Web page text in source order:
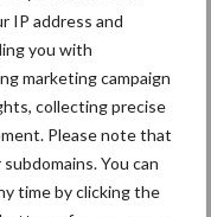
IP address and
you with
marketing campaign
collecting precise
Please note that
You can
time by clicking the